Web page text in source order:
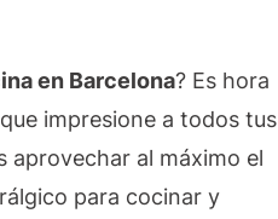
en Barcelona? Es hora
impresione a todos tus
aprovechar al máximo el
para cocinar y